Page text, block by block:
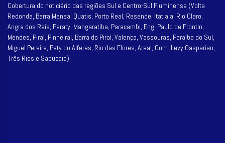
Cobertura do noticiário das regiões Sul e Centro-Sul Fluminense (Volta
Redonda, Barra Mansa, Quatis, Porto Real, Resende, Itatiaia, Rio Claro,
Angra dos Reis, Paraty, Mangaratiba, Paracambi, Eng. Paulo de Frontin,
Mendes, Piraí, Pinheiral, Barra do Piraí, Valença, Vassouras, Paraíba do Sul,
Miguel Pereira, Paty do Alferes, Rio das Flores, Areal, Com. Levy Gasparian,
Três Rios e Sapucaia).